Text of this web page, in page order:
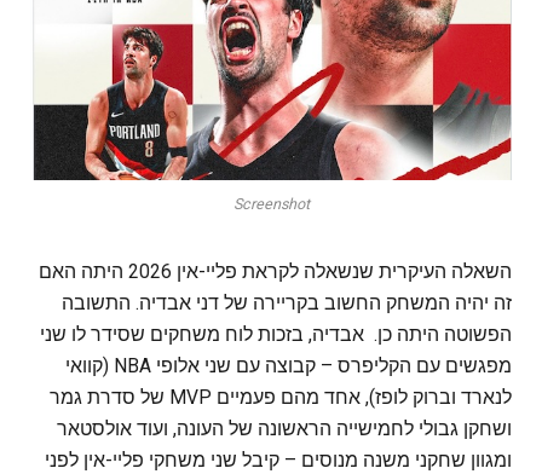
Screenshot
השאלה העיקרית שנשאלה לקראת פליי-אין 2026 היתה האם
זה יהיה המשחק החשוב בקריירה של דני אבדיה. התשובה
הפשוטה היתה כן. אבדיה, בזכות לוח משחקים שסידר לו שני
מפגשים עם הקליפרס – קבוצה עם שני אלופי NBA (קוואי
לנארד וברוק לופז), אחד מהם פעמיים MVP של סדרת גמר
ושחקן גבולי לחמישייה הראשונה של העונה, ועוד אולסטאר
ומגוון שחקני משנה מנוסים – קיבל שני משחקי פליי-אין לפני